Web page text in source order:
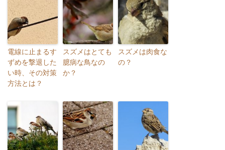
電線に止まるす
ずめを撃退した
い時、その対策
方法とは？
スズメはとても
臆病な鳥なの
か？
スズメは肉食な
の？